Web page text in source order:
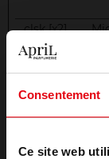
Consentement
Ce site web
_clsk [x2]